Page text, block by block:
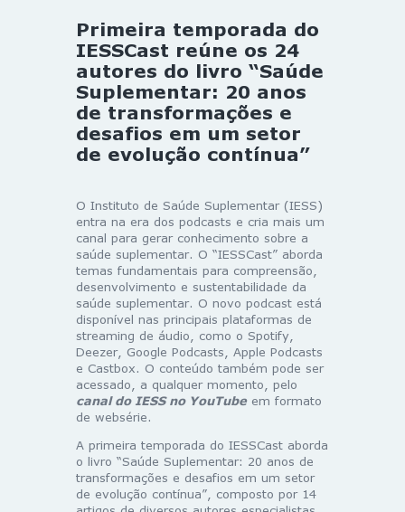
Primeira temporada do
IESSCast reúne os 24
autores do livro “Saúde
Suplementar: 20 anos
de transformações e
desafios em um setor
de evolução contínua”
O Instituto de Saúde Suplementar (IESS)
entra na era dos podcasts e cria mais um
canal para gerar conhecimento sobre a
saúde suplementar. O “IESSCast” aborda
temas fundamentais para compreensão,
desenvolvimento e sustentabilidade da
saúde suplementar. O novo podcast está
disponível nas principais plataformas de
streaming de áudio, como o Spotify,
Deezer, Google Podcasts, Apple Podcasts
e Castbox. O conteúdo também pode ser
acessado, a qualquer momento, pelo
canal do IESS no YouTubeem formato
de websérie.
A primeira temporada do IESSCast aborda
o livro “Saúde Suplementar: 20 anos de
transformações e desafios em um setor
de evolução contínua”, composto por 14